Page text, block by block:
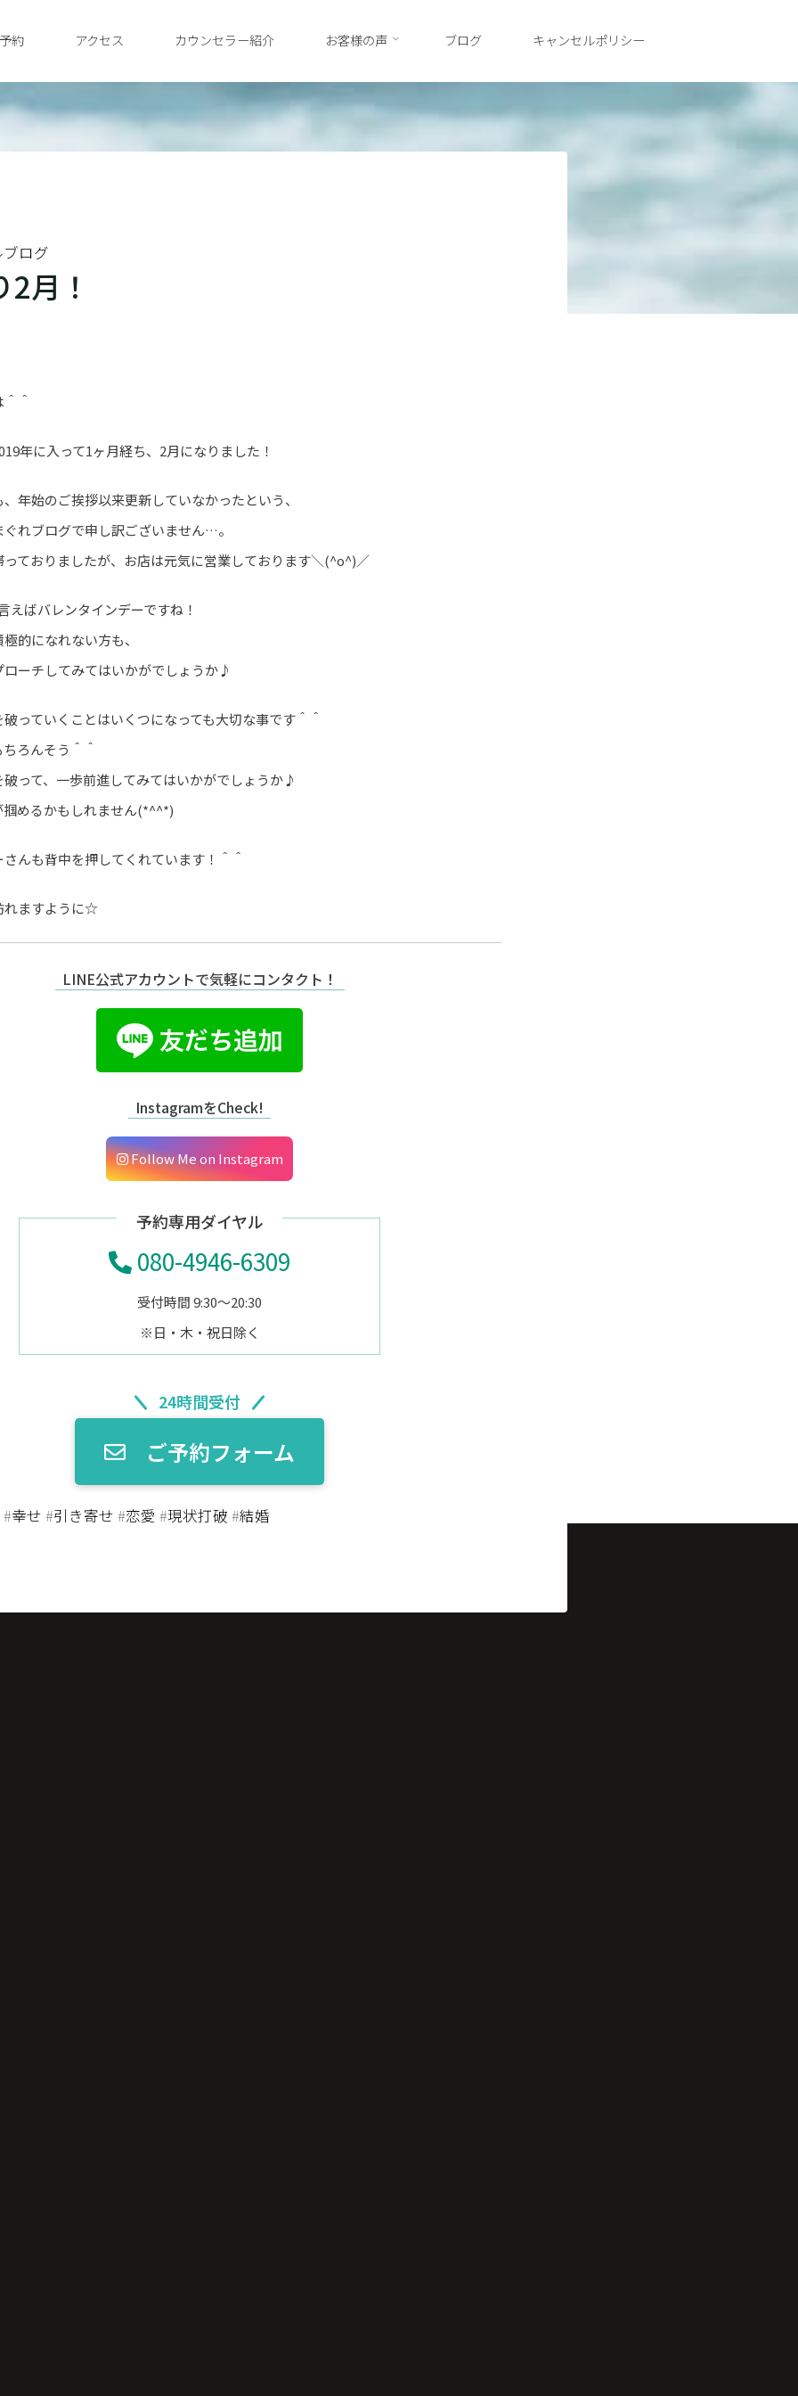
予約 アクセス カウンセラー紹介 お客様の声 ブログ キャンセルポリシー
ログ
月！
＾
年に入って1ヶ月経ち、2月になりました！
年始のご挨拶以来更新していなかったという、
れブログで申し訳ございません…。
っておりましたが、お店は元気に営業しております＼(^o^)／
えばバレンタインデーですね！
的になれない方も、
ローチしてみてはいかがでしょうか♪
っていくことはいくつになっても大切な事です＾＾
ろんそう＾＾
って、一歩前進してみてはいかがでしょうか♪
掴めるかもしれません(*^^*)
んも背中を押してくれています！＾＾
れますように☆
LINE公式アカウントで気軽にコンタクト！
InstagramをCheck!
Follow Me on Instagram
予約専用ダイヤル
080-4946-6309
受付時間 9:30～20:30
※日・木・祝日除く
24時間受付
ご予約フォーム
#幸せ #引き寄せ #恋愛 #現状打破 #結婚